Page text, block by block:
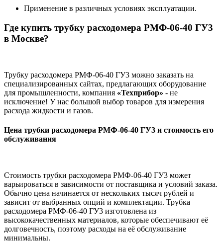
Применение в различных условиях эксплуатации.
Где купить трубку расходомера РМФ-06-40 ГУ3
в Москве?
Трубку расходомера РМФ-06-40 ГУ3 можно заказать на
специализированных сайтах, предлагающих оборудование
для промышленности, компания «Техприбор» - не
исключение! У нас большой выбор товаров для измерения
расхода жидкости и газов.
Цена трубки расходомера РМФ-06-40 ГУ3 и стоимость его
обслуживания
Стоимость трубки расходомера РМФ-06-40 ГУ3 может
варьироваться в зависимости от поставщика и условий заказа.
Обычно цена начинается от нескольких тысяч рублей и
зависит от выбранных опций и комплектации. Трубка
расходомера РМФ-06-40 ГУ3 изготовлена из
высококачественных материалов, которые обеспечивают её
долговечность, поэтому расходы на её обслуживание
минимальны.